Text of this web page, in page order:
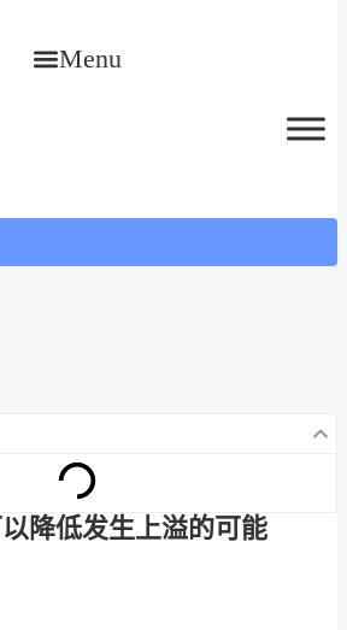
Menu
降低发生上溢的可能